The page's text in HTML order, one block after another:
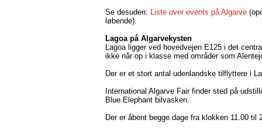
Se desuden: Liste over events på Algarve
løbende).
Lagoa på Algarvekysten
Lagoa ligger ved hovedvejen E125 i det
ikke når op i klasse med områder som
Der er et stort antal udenlandske tilflyttere i
International Algarve Fair finder sted på
Blue Elephant bilvasken.
Der er åbent begge dage fra klokken 11.00 til